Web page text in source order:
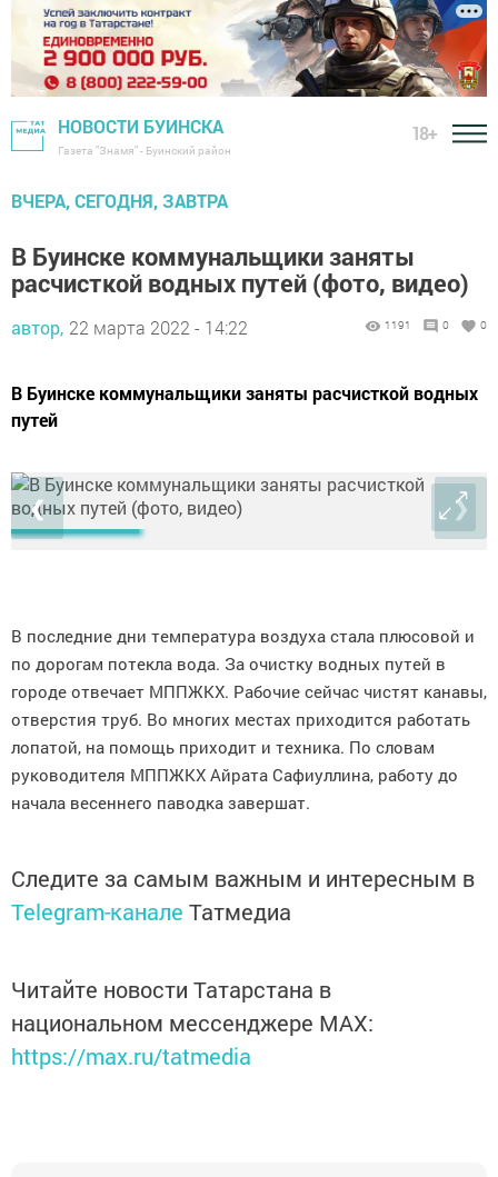
НОВОСТИ БУИНСКА
Газета "Знамя" - Буинский район
18+
ВЧЕРА, СЕГОДНЯ, ЗАВТРА
В Буинске коммунальщики заняты
расчисткой водных путей (фото, видео)
автор, 22 марта 2022 - 14:22 1191 0 0
В Буинске коммунальщики заняты расчисткой водных
путей
❮ ❯
В последние дни температура воздуха стала плюсовой и
по дорогам потекла вода. За очистку водных путей в
городе отвечает МППЖКХ. Рабочие сейчас чистят канавы,
отверстия труб. Во многих местах приходится работать
лопатой, на помощь приходит и техника. По словам
руководителя МППЖКХ Айрата Сафиуллина, работу до
начала весеннего паводка завершат.
Следите за самым важным и интересным в
Telegram-канале Татмедиа
Читайте новости Татарстана в
национальном мессенджере MАХ:
https://max.ru/tatmedia